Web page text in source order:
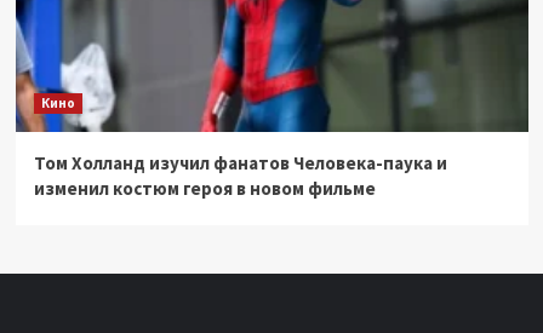
Кино
Том Холланд изучил фанатов Человека-паука и
изменил костюм героя в новом фильме